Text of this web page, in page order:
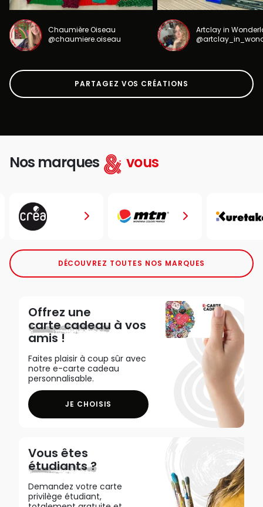
Chaumière Oiseau
@chaumiere.oiseau
Artclay in
PARTAGEZ VOS CRÉATIONS
Nos marques vous
DÉCOUVREZ TOUTES NOS MARQUES
Offrez une
carte cadeau à vos
amis !
Faites plaisir à coup sûr avec
notre e-carte cadeau
personnalisable.
JE CHOISIS
Vous êtes
étudiants ?
Demandez votre carte
privilège étudiant,